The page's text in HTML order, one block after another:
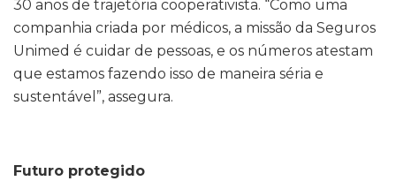
30 anos de trajetória cooperativista. “Como uma
companhia criada por médicos, a missão da Seguros
Unimed é cuidar de pessoas, e os números atestam
que estamos fazendo isso de maneira séria e
sustentável”, assegura.
Futuro protegido